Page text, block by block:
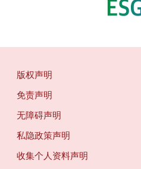
版权声明
免责声明
无障碍声明
私隐政策声明
收集个人资料声明